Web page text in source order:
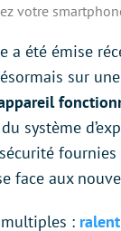
votre
a été émise
sur
système
face aux
: